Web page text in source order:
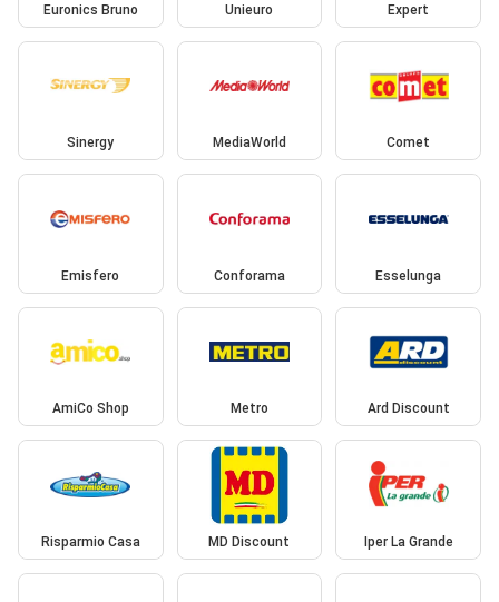
Euronics Bruno Unieuro Expert
Sinergy MediaWorld Comet
Emisfero Conforama Esselunga
AmiCo Shop Metro Ard Discount
Risparmio Casa MD Discount Iper La Grande